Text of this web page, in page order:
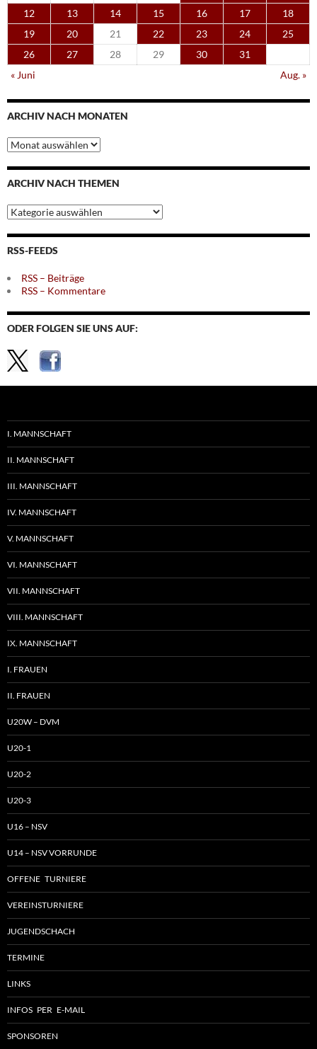
12
13 14 15 16 17
18
19
20 21 22 23 24
25
26
27 28 29 30
31
« Juni
Aug. »
ARCHIV NACH MONATEN
Archiv
nach
Monaten
ARCHIV NACH THEMEN
Archiv
nach
Themen
RSS-FEEDS
RSS – Beiträge
RSS – Kommentare
ODER FOLGEN SIE UNS AUF:
I. MANNSCHAFT
II. MANNSCHAFT
III. MANNSCHAFT
IV. MANNSCHAFT
V. MANNSCHAFT
VI. MANNSCHAFT
VII. MANNSCHAFT
VIII. MANNSCHAFT
IX. MANNSCHAFT
I. FRAUEN
II. FRAUEN
U20W – DVM
U20-1
U20-2
U20-3
U16 – NSV
U14 – NSV VORRUNDE
OFFENE TURNIERE
VEREINSTURNIERE
JUGENDSCHACH
TERMINE
LINKS
INFOS PER E-MAIL
SPONSOREN